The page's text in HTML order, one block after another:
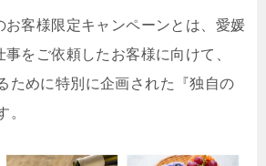
お客様限定キャンペーンとは、愛媛
をご依頼したお客様に向けて、
ために特別に企画された『独自の
。